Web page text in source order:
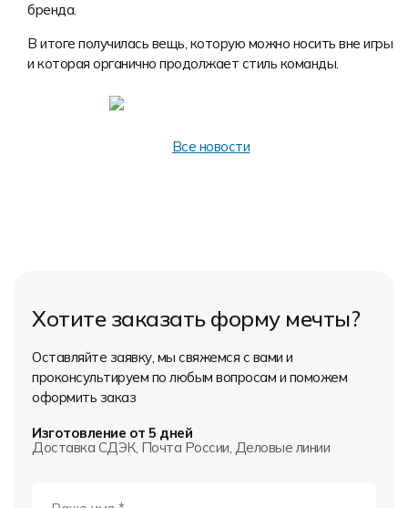
бренда.
В итоге получилась вещь, которую можно носить вне игры
и которая органично продолжает стиль команды.
Все новости
Хотите заказать форму мечты?
Оставляйте заявку, мы свяжемся с вами и
проконсультируем по любым вопросам и поможем
оформить заказ
Изготовление от 5 дней
Доставка СДЭК, Почта России, Деловые линии